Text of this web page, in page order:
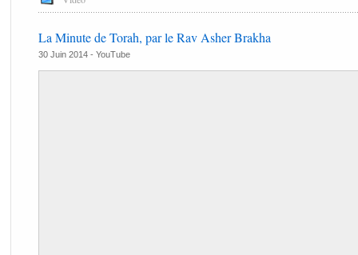
La Minute de Torah, par le Rav Asher Brakha
30 Juin 2014 - YouTube